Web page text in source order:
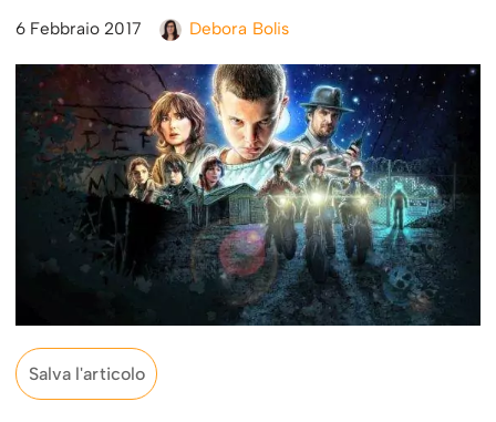
6 Febbraio 2017 Debora Bolis
Salva l'articolo